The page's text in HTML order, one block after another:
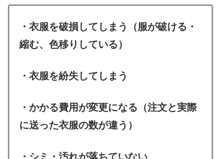
・衣服を破損してしまう（服が破ける・
縮む、色移りしている）
・衣服を紛失してしまう
・かかる費用が変更になる（注文と実際
に送った衣服の数が違う）
・シミ・汚れが落ちていない